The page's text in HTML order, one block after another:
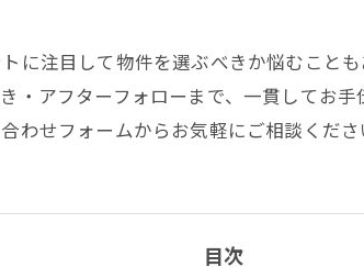
に注目して物件を選ぶべきか悩むこと
・アフターフォローまで、一貫してお
わせフォームからお気軽にご相談くださ
目次